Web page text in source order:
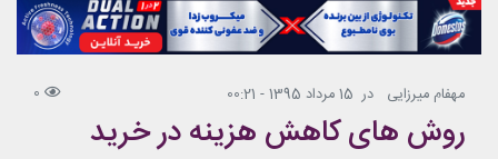
مهفام میرزایی در 15 مرداد 1395 - 00:21 0
روش های کاهش هزینه در خرید